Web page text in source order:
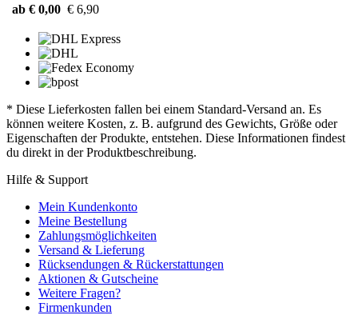
ab € 0,00 € 6,90
* Diese Lieferkosten fallen bei einem Standard-Versand an. Es
können weitere Kosten, z. B. aufgrund des Gewichts, Größe oder
Eigenschaften der Produkte, entstehen. Diese Informationen findest
du direkt in der Produktbeschreibung.
Hilfe & Support
Mein Kundenkonto
Meine Bestellung
Zahlungsmöglichkeiten
Versand & Lieferung
Rücksendungen & Rückerstattungen
Aktionen & Gutscheine
Weitere Fragen?
Firmenkunden